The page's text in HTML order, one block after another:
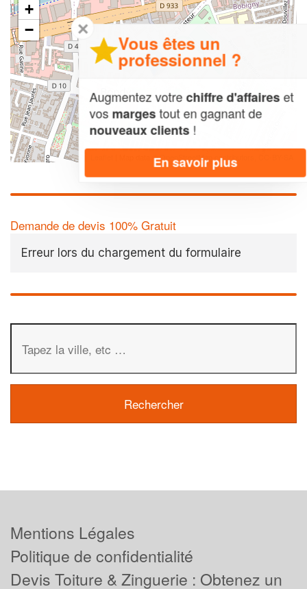
+
−
| Map data ©OpenStreetMap contributors,
Demande de devis 100% Gratuit
Erreur lors du chargement du formulaire
✕
Vous êtes un
professionnel ?
Augmentez votrechiffre d'affaireset
vosmargestout en gagnant de
nouveaux clients!
En savoir plus
Mentions Légales
Politique de confidentialité
Devis Toiture & Zinguerie : Obtenez un